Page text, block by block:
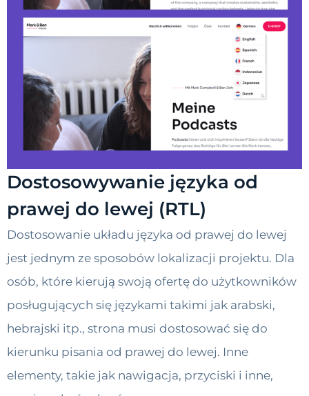
Dostosowywanie języka od
prawej do lewej (RTL)
Dostosowanie układu języka od prawej do lewej
jest jednym ze sposobów lokalizacji projektu. Dla
osób, które kierują swoją ofertę do użytkowników
posługujących się językami takimi jak arabski,
hebrajski itp., strona musi dostosować się do
kierunku pisania od prawej do lewej. Inne
elementy, takie jak nawigacja, przyciski i inne,